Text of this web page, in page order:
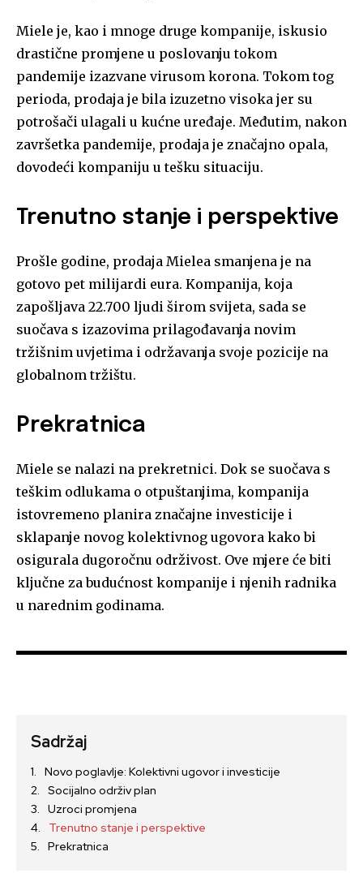
Miele je, kao i mnoge druge kompanije, iskusio
drastične promjene u poslovanju tokom
pandemije izazvane virusom korona. Tokom tog
perioda, prodaja je bila izuzetno visoka jer su
potrošači ulagali u kućne uređaje. Međutim, nakon
završetka pandemije, prodaja je značajno opala,
dovodeći kompaniju u tešku situaciju.
Trenutno stanje i perspektive
Prošle godine, prodaja Mielea smanjena je na
gotovo pet milijardi eura. Kompanija, koja
zapošljava 22.700 ljudi širom svijeta, sada se
suočava s izazovima prilagođavanja novim
tržišnim uvjetima i održavanja svoje pozicije na
globalnom tržištu.
Prekratnica
Miele se nalazi na prekretnici. Dok se suočava s
teškim odlukama o otpuštanjima, kompanija
istovremeno planira značajne investicije i
sklapanje novog kolektivnog ugovora kako bi
osigurala dugoročnu održivost. Ove mjere će biti
ključne za budućnost kompanije i njenih radnika
u narednim godinama.
Sadržaj
Novo poglavlje: Kolektivni ugovor i investicije
Socijalno održiv plan
Uzroci promjena
Trenutno stanje i perspektive
Prekratnica